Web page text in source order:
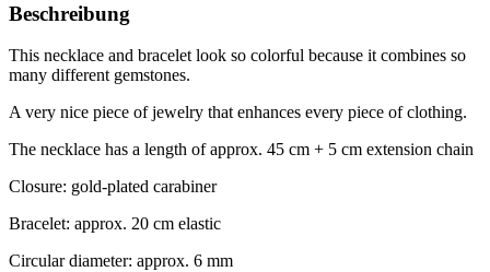
Beschreibung
This necklace and bracelet look so colorful because it combines so
many different gemstones.
A very nice piece of jewelry that enhances every piece of clothing.
The necklace has a length of approx. 45 cm + 5 cm extension chain
Closure: gold-plated carabiner
Bracelet: approx. 20 cm elastic
Circular diameter: approx. 6 mm